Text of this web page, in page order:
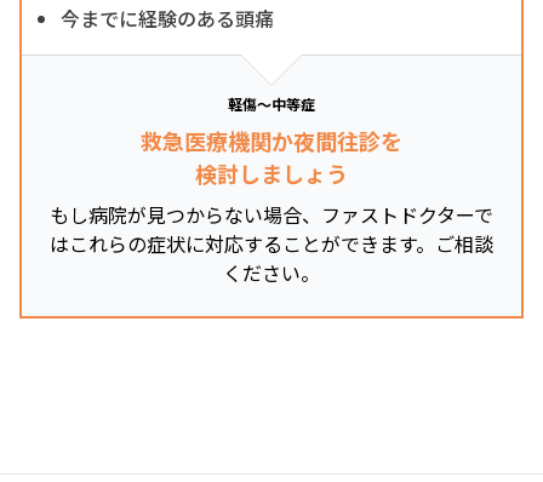
今までに経験のある頭痛
軽傷～中等症
救急医療機関か夜間往診を
検討しましょう
もし病院が見つからない場合、ファストドクターで
はこれらの症状に対応することができます。ご相談
ください。